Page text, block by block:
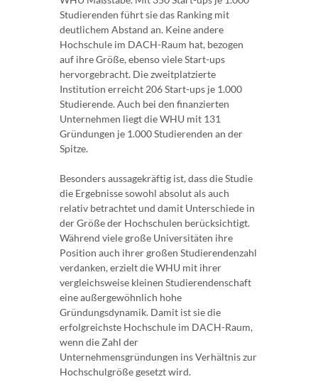
Studierenden führt sie das Ranking mit
deutlichem Abstand an. Keine andere
Hochschule im DACH-Raum hat, bezogen
auf ihre Größe, ebenso viele Start-ups
hervorgebracht. Die zweitplatzierte
Institution erreicht 206 Start-ups je 1.000
Studierende. Auch bei den finanzierten
Unternehmen liegt die WHU mit 131
Gründungen je 1.000 Studierenden an der
Spitze.
Besonders aussagekräftig ist, dass die Studie
die Ergebnisse sowohl absolut als auch
relativ betrachtet und damit Unterschiede in
der Größe der Hochschulen berücksichtigt.
Während viele große Universitäten ihre
Position auch ihrer großen Studierendenzahl
verdanken, erzielt die WHU mit ihrer
vergleichsweise kleinen Studierendenschaft
eine außergewöhnlich hohe
Gründungsdynamik. Damit ist sie die
erfolgreichste Hochschule im DACH-Raum,
wenn die Zahl der
Unternehmensgründungen ins Verhältnis zur
Hochschulgröße gesetzt wird.